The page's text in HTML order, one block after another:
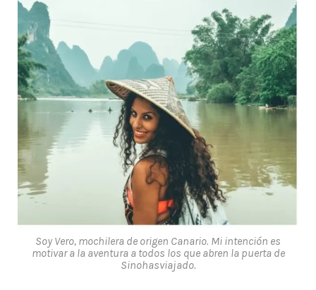
Soy Vero, mochilera de origen Canario. Mi intención es
motivar a la aventura a todos los que abren la puerta de
Sinohasviajado.